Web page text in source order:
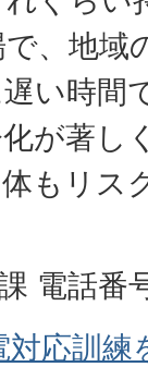
、地域
い時間
が著し
もリス
課 電話
対応訓